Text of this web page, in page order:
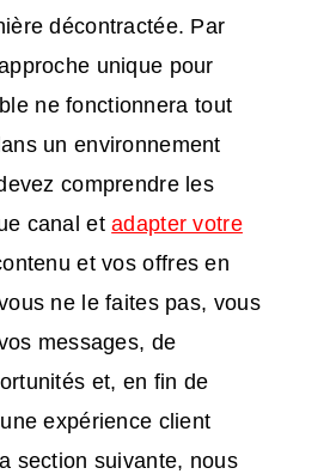
décontractée. Par
unique pour
ne fonctionnera tout
un environnement
comprendre les
canal etadapter votre
et vos offres en
ne le faites pas, vous
messages, de
et, en fin de
expérience client
section suivante, nous